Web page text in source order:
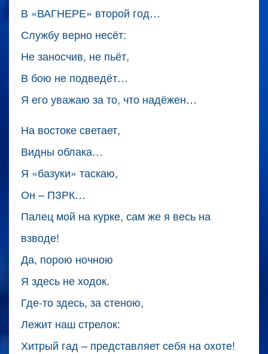
В «ВАГНЕРЕ» второй год…
Службу верно несёт:
Не заносчив, не пьёт,
В бою не подведёт…
Я его уважаю за то, что надёжен…
На востоке светает,
Видны облака…
Я «базуки» таскаю,
Он – ПЗРК…
Палец мой на курке, сам же я весь на
взводе!
Да, порою ночною
Я здесь не ходок.
Где-то здесь, за стеною,
Лежит наш стрелок:
Хитрый гад – представляет себя на охоте!